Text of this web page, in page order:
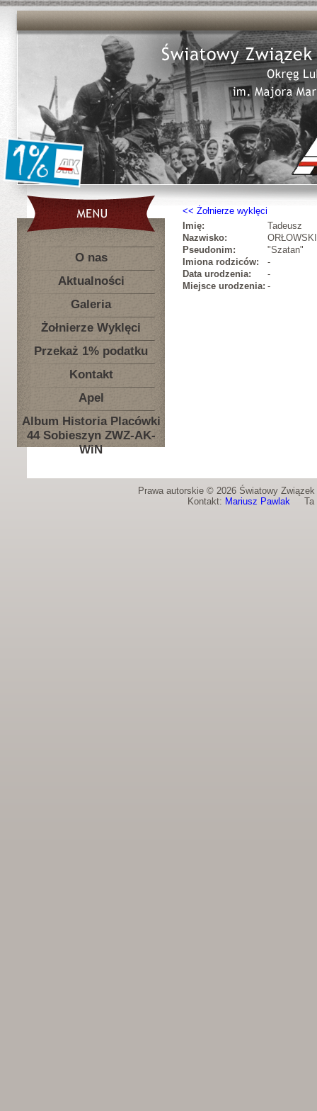
O nas
Aktualności
Galeria
Żołnierze Wyklęci
Przekaż 1% podatku
Kontakt
Apel
Album Historia Placówki
44 Sobieszyn ZWZ-AK-
WiN
Żołnierze wyklęci
Imię:
Tadeusz
Nazwisko:
ORŁOWSKI
Pseudonim:
"Szatan"
Imiona rodziców:
-
Data urodzenia:
-
Miejsce urodzenia: -
Prawa autorskie © 2026 Światowy
Kontakt: Mariusz PawlakTa